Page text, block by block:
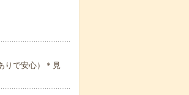
りで安心）＊見